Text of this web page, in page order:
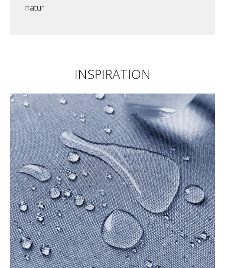
natur.
INSPIRATION